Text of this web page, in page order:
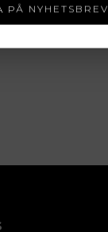
PÅ NYHETSBREV